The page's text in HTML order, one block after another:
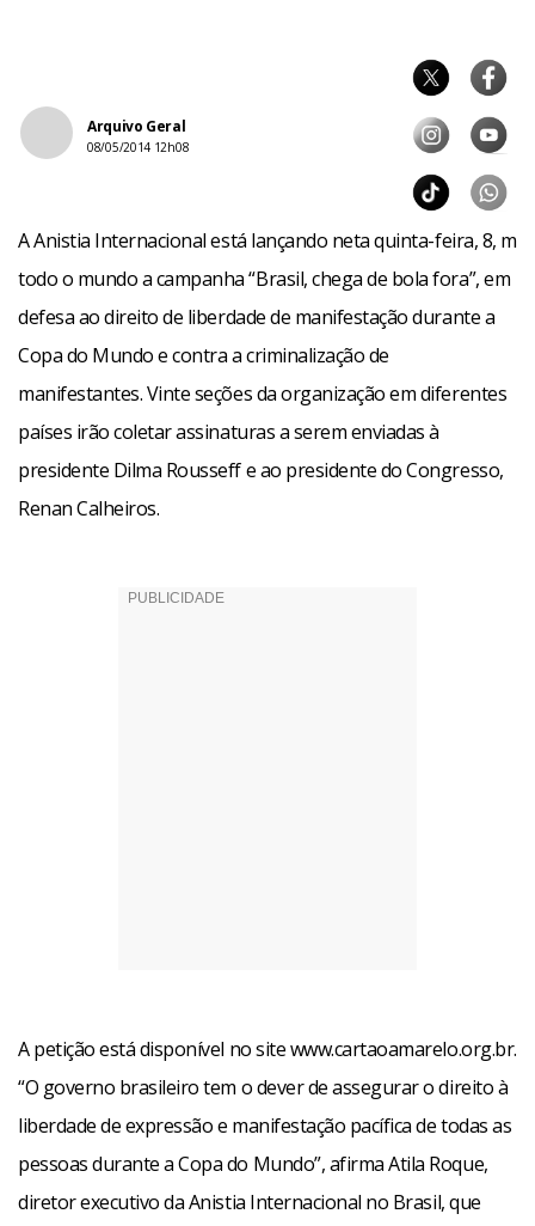
Arquivo Geral
08/05/2014 12h08
A Anistia Internacional está lançando neta quinta-feira, 8, m
todo o mundo a campanha “Brasil, chega de bola fora”, em
defesa ao direito de liberdade de manifestação durante a
Copa do Mundo e contra a criminalização de
manifestantes. Vinte seções da organização em diferentes
países irão coletar assinaturas a serem enviadas à
presidente Dilma Rousseff e ao presidente do Congresso,
Renan Calheiros.
A petição está disponível no site www.cartaoamarelo.org.br.
“O governo brasileiro tem o dever de assegurar o direito à
liberdade de expressão e manifestação pacífica de todas as
pessoas durante a Copa do Mundo”, afirma Atila Roque,
diretor executivo da Anistia Internacional no Brasil, que